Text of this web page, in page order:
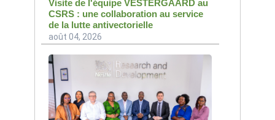
Visite de l'équipe VESTERGAARD au
CSRS : une collaboration au service
de la lutte antivectorielle
août 04, 2026